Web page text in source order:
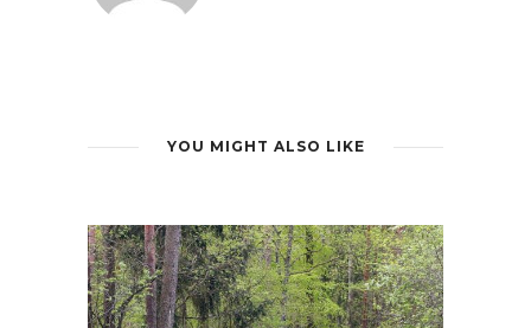
YOU MIGHT ALSO LIKE